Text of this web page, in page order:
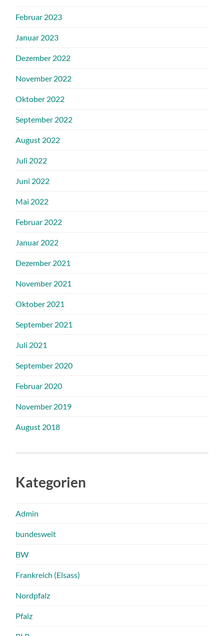
Februar 2023
Januar 2023
Dezember 2022
November 2022
Oktober 2022
September 2022
August 2022
Juli 2022
Juni 2022
Mai 2022
Februar 2022
Januar 2022
Dezember 2021
November 2021
Oktober 2021
September 2021
Juli 2021
September 2020
Februar 2020
November 2019
August 2018
Kategorien
Admin
bundesweit
BW
Frankreich (Elsass)
Nordpfalz
Pfalz